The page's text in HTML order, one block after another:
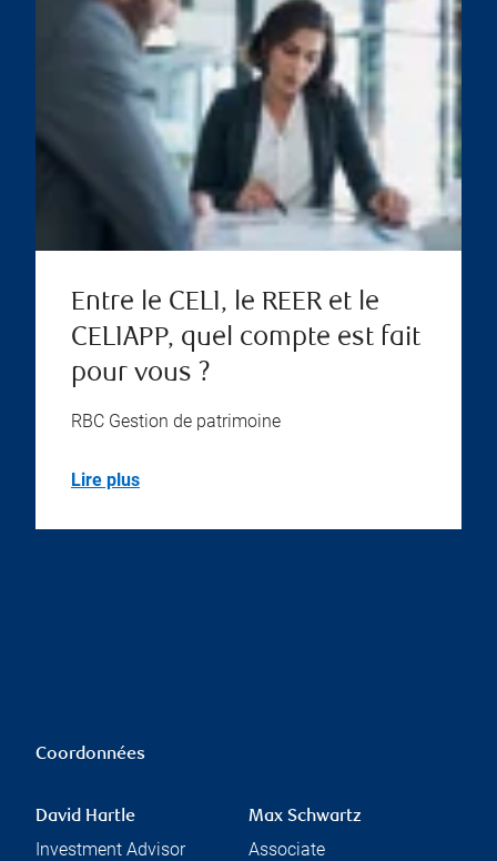
Entre le CELI, le REER et le
CELIAPP, quel compte est fait
pour vous ?
RBC Gestion de patrimoine
Lire plus
Coordonnées
David Hartle
Investment Advisor
Max Schwartz
Associate